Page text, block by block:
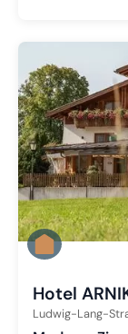
Hotel
Ludwig-Lang-